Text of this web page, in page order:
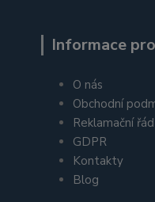
Informace
O nás
Obchodní
Reklamační řád
GDPR
Kontakty
Blog